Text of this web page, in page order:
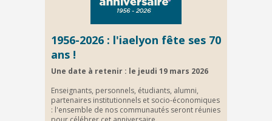
1956-2026 : l'iaelyon fête ses 70
ans !
Une date à retenir : le jeudi 19 mars 2026
Enseignants, personnels, étudiants, alumni,
partenaires institutionnels et socio-économiques
: l'ensemble de nos communautés seront réunies